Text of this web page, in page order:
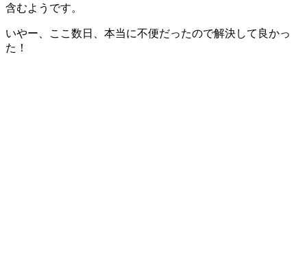
含むようです。
いやー、ここ数日、本当に不便だったので解決して良かっ
た！